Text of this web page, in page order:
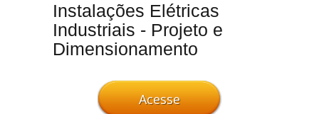
Instalações Elétricas
Industriais - Projeto e
Dimensionamento
Acesse